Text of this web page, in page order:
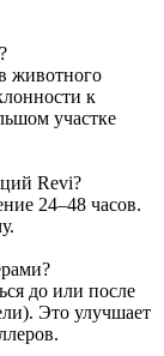
животного
к
участке
Revi?
24–48 часов.
до или после
Это улучшает